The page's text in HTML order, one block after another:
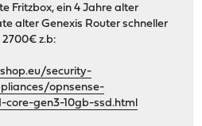
Fritzbox, ein 4 Jahre alter
alter Genexis Router schneller
z.b:
security-
opnsense-
gen3-10gb-ssd.html